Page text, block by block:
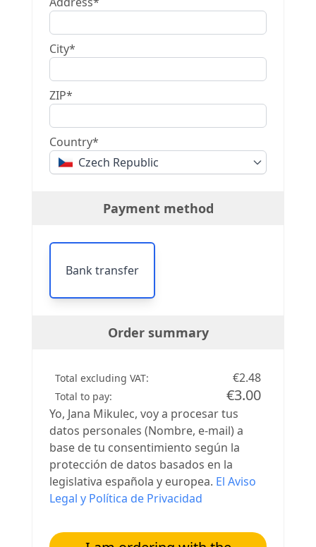
City*
ZIP*
Country*
Czech Republic
Payment method
Bank transfer
Order summary
Total excluding VAT: €2.48
Total to pay: €3.00
Yo, Jana Mikulec, voy a procesar tus
datos personales (Nombre, e-mail) a
base de tu consentimiento según la
protección de datos basados en la
legislativa española y europea. El Aviso
Legal y Política de Privacidad